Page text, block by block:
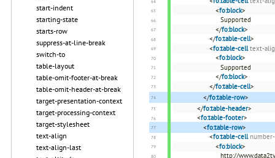
start-indent
starting-state
starts-row
suppress-at-line-break
switch-to
table-layout
table-omit-footer-at-break
table-omit-header-at-break
target-presentation-context
target-processing-context
target-stylesheet
text-align
text-align-last
<fo:block>
Supported
</fo:block>
</fo:table-cell>
<fo:table-cell text-
<fo:block>
Supported
</fo:block>
</fo:table-cell>
</fo:table-row>
</fo:table-header>
<fo:table-footer>
<fo:table-row>
<fo:table-cell
<fo:block>
http://